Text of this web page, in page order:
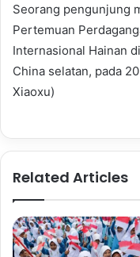
Seorang pengunjung
Pertemuan
Internasional Hainan
China selatan, pada
Xiaoxu)
Related Articles